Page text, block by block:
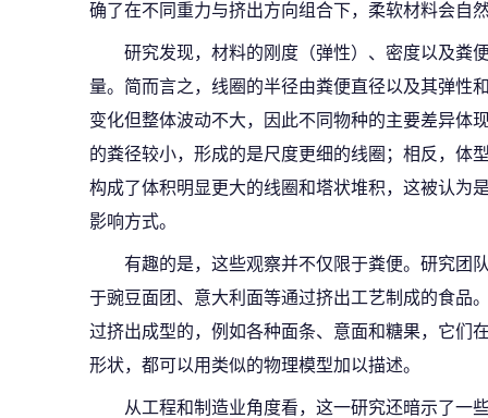
确了在不同重力与挤出方向组合下，柔软材料会自
研究发现，材料的刚度（弹性）、密度以及粪
量。简而言之，线圈的半径由粪便直径以及其弹性
变化但整体波动不大，因此不同物种的主要差异体
的粪径较小，形成的是尺度更细的线圈；相反，体
构成了体积明显更大的线圈和塔状堆积，这被认为
影响方式。
有趣的是，这些观察并不仅限于粪便。研究团
于豌豆面团、意大利面等通过挤出工艺制成的食品
过挤出成型的，例如各种面条、意面和糖果，它们
形状，都可以用类似的物理模型加以描述。
从工程和制造业角度看，这一研究还暗示了一